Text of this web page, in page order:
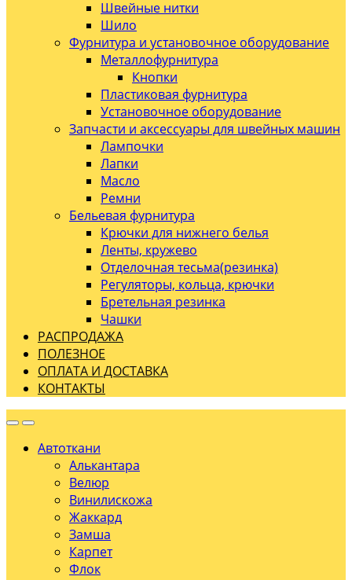
Швейные нитки
Шило
Фурнитура и установочное оборудование
Металлофурнитура
Кнопки
Пластиковая фурнитура
Установочное оборудование
Запчасти и аксессуары для швейных машин
Лампочки
Лапки
Масло
Ремни
Бельевая фурнитура
Крючки для нижнего белья
Ленты, кружево
Отделочная тесьма(резинка)
Регуляторы, кольца, крючки
Бретельная резинка
Чашки
РАСПРОДАЖА
ПОЛЕЗНОЕ
ОПЛАТА И ДОСТАВКА
КОНТАКТЫ
Автоткани
Алькантара
Велюр
Винилискожа
Жаккард
Замша
Карпет
Флок